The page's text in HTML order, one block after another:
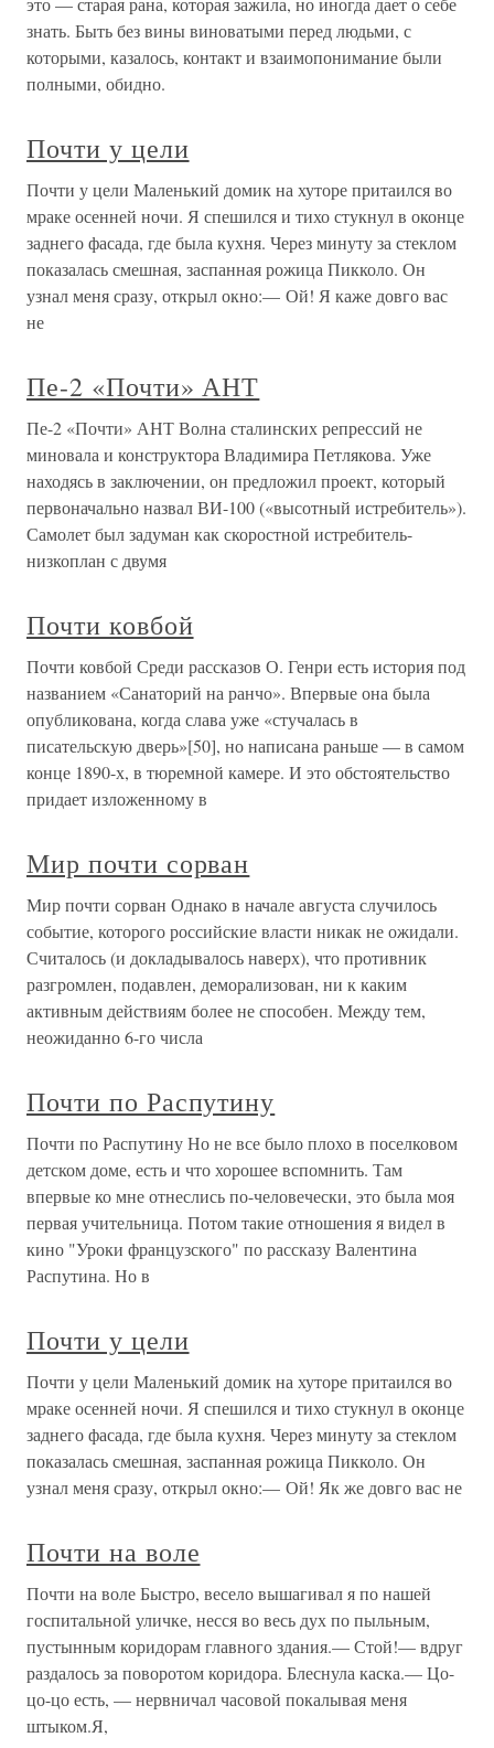
знать. Быть без вины виноватыми перед людьми, с
которыми, казалось, контакт и взаимопонимание были
полными, обидно.
Почти у цели
Почти у цели Маленький домик на хуторе притаился во
мраке осенней ночи. Я спешился и тихо стукнул в оконце
заднего фасада, где была кухня. Через минуту за стеклом
показалась смешная, заспанная рожица Пикколо. Он
узнал меня сразу, открыл окно:— Ой! Я каже довго вас
не
Пе-2 «Почти» АНТ
Пе-2 «Почти» АНТ Волна сталинских репрессий не
миновала и конструктора Владимира Петлякова. Уже
находясь в заключении, он предложил проект, который
первоначально назвал ВИ-100 («высотный истребитель»).
Самолет был задуман как скоростной истребитель-
низкоплан с двумя
Почти ковбой
Почти ковбой Среди рассказов О. Генри есть история под
названием «Санаторий на ранчо». Впервые она была
опубликована, когда слава уже «стучалась в
писательскую дверь»[50], но написана раньше — в самом
конце 1890-х, в тюремной камере. И это обстоятельство
придает изложенному в
Мир почти сорван
Мир почти сорван Однако в начале августа случилось
событие, которого российские власти никак не ожидали.
Считалось (и докладывалось наверх), что противник
разгромлен, подавлен, деморализован, ни к каким
активным действиям более не способен. Между тем,
неожиданно 6-го числа
Почти по Распутину
Почти по Распутину Но не все было плохо в поселковом
детском доме, есть и что хорошее вспомнить. Там
впервые ко мне отнеслись по-человечески, это была моя
первая учительница. Потом такие отношения я видел в
кино "Уроки французского" по рассказу Валентина
Распутина. Но в
Почти у цели
Почти у цели Маленький домик на хуторе притаился во
мраке осенней ночи. Я спешился и тихо стукнул в оконце
заднего фасада, где была кухня. Через минуту за стеклом
показалась смешная, заспанная рожица Пикколо. Он
узнал меня сразу, открыл окно:— Ой! Як же довго вас не
Почти на воле
Почти на воле Быстро, весело вышагивал я по нашей
госпитальной уличке, несся во весь дух по пыльным,
пустынным коридорам главного здания.— Стой!— вдруг
раздалось за поворотом коридора. Блеснула каска.— Цо-
цо-цо есть, — нервничал часовой покалывая меня
штыком.Я,